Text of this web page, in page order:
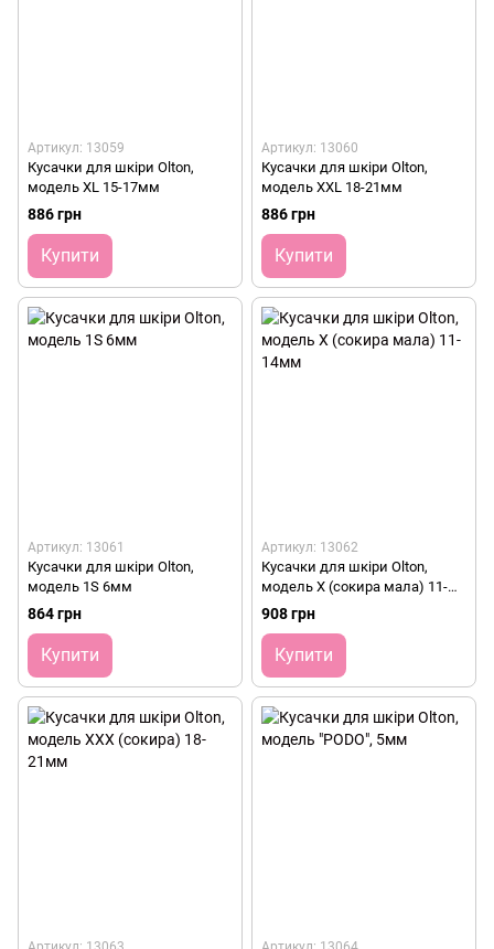
Артикул: 13059
Кусачки для шкіри Olton,
модель XL 15-17мм
886 грн
Купити
Артикул: 13060
Кусачки для шкіри Olton,
модель XXL 18-21мм
886 грн
Купити
Артикул: 13061
Кусачки для шкіри Olton,
модель 1S 6мм
864 грн
Купити
Артикул: 13062
Кусачки для шкіри Olton,
модель X (сокира мала) 11-
14мм
908 грн
Купити